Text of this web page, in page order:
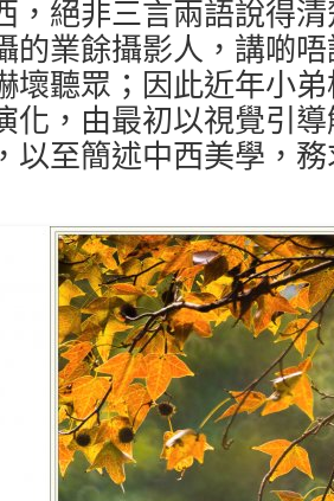
，絕非三言兩語說得
的業餘攝影人，講啲
壞聽眾；因此近年小
化，由最初以視覺引
以至簡述中西美學，